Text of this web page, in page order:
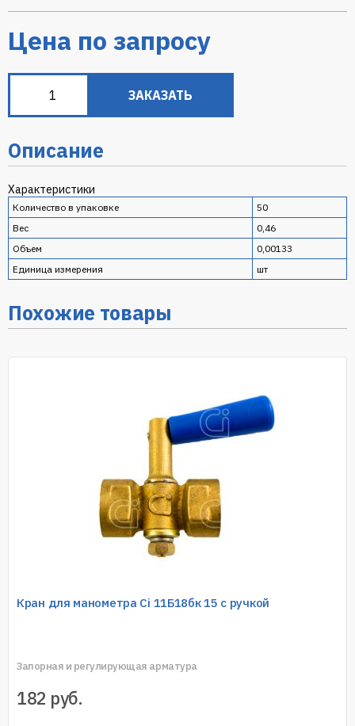
Цена по запросу
ЗАКАЗАТЬ
Описание
Характеристики
Количество в упаковке
50
Вес
0,46
Объем
0,00133
Единица измерения
шт
Похожие товары
Кран для манометра Ci 11Б18бк 15 с ручкой
Запорная и регулирующая арматура
182 руб.